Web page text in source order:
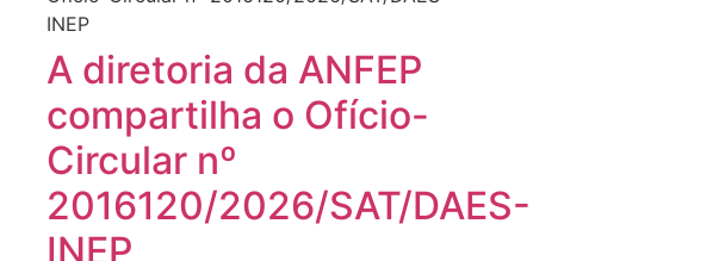
A diretoria da ANFEP
compartilha o Ofício-
Circular nº
2016120/2026/SAT/DAES-
INEP